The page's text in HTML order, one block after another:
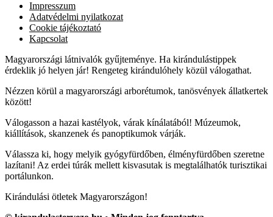
Impresszum
Adatvédelmi nyilatkozat
Cookie tájékoztató
Kapcsolat
Magyarországi látnivalók gyűjteménye. Ha kirándulástippek
érdeklik jó helyen jár! Rengeteg kirándulóhely közül válogathat.
Nézzen körül a magyarországi arborétumok, tanösvények állatkertek
között!
Válogasson a hazai kastélyok, várak kínálatából! Múzeumok,
kiállítások, skanzenek és panoptikumok várják.
Válassza ki, hogy melyik gyógyfürdőben, élményfürdőben szeretne
lazítani! Az erdei túrák mellett kisvasutak is megtalálhatók turisztikai
portálunkon.
Kirándulási ötletek Magyarországon!